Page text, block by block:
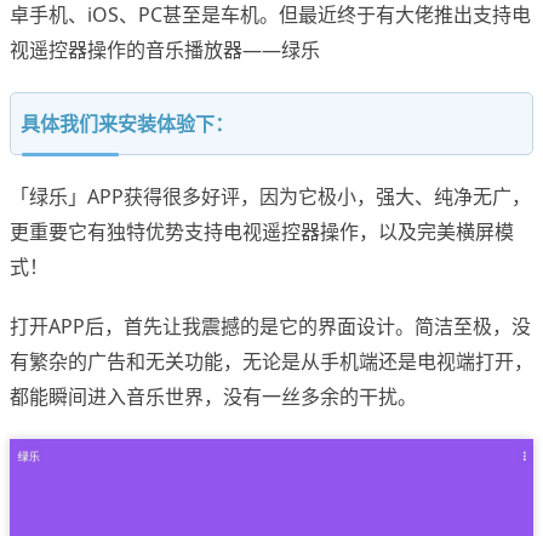
卓手机、iOS、PC甚至是车机。但最近终于有大佬推出支持电
视遥控器操作的音乐播放器——绿乐
具体我们来安装体验下：
「绿乐」APP获得很多好评，因为它极小，强大、纯净无广，
更重要它有独特优势支持电视遥控器操作，以及完美横屏模
式！
打开APP后，首先让我震撼的是它的界面设计。简洁至极，没
有繁杂的广告和无关功能，无论是从手机端还是电视端打开，
都能瞬间进入音乐世界，没有一丝多余的干扰。